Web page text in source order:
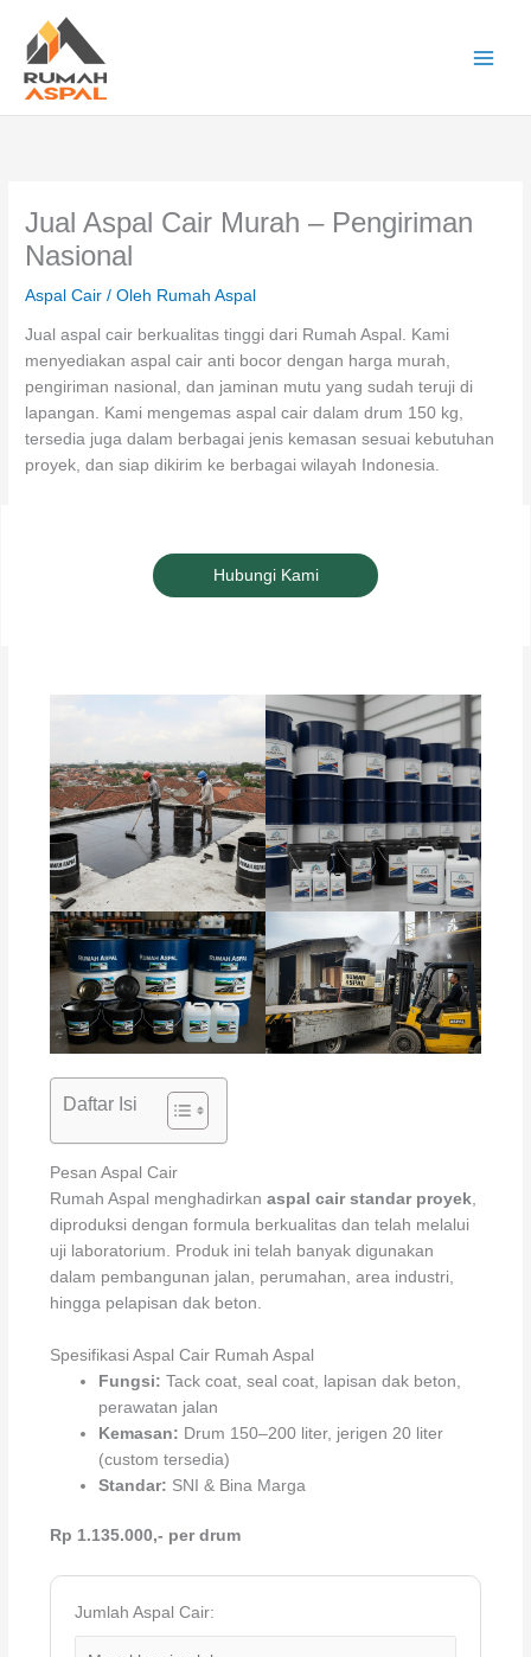
konten
Jual Aspal Cair Murah – Pengiriman
Nasional
Aspal Cair / Oleh Rumah Aspal
Jual aspal cair berkualitas tinggi dari Rumah Aspal. Kami
menyediakan aspal cair anti bocor dengan harga murah,
pengiriman nasional, dan jaminan mutu yang sudah teruji di
lapangan. Kami mengemas aspal cair dalam drum 150 kg,
tersedia juga dalam berbagai jenis kemasan sesuai kebutuhan
proyek, dan siap dikirim ke berbagai wilayah Indonesia.
Hubungi Kami
Daftar Isi
Pesan Aspal Cair
Rumah Aspal menghadirkan aspal cair standar proyek,
diproduksi dengan formula berkualitas dan telah melalui
uji laboratorium. Produk ini telah banyak digunakan
dalam pembangunan jalan, perumahan, area industri,
hingga pelapisan dak beton.
Spesifikasi Aspal Cair Rumah Aspal
Fungsi: Tack coat, seal coat, lapisan dak beton,
perawatan jalan
Kemasan: Drum 150–200 liter, jerigen 20 liter
(custom tersedia)
Standar: SNI & Bina Marga
Rp 1.135.000,- per drum
Jumlah Aspal Cair: